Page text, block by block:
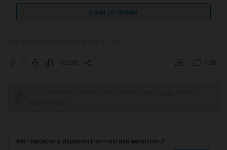
Aku Berlindung Dari Godaan Mafia
Pembakar Hutan Yang Terkutuk
Original Posted By
Lihat isi thread
0 135.8K 1.3K
Mari bergabung, dapatkan informasi dan teman baru!